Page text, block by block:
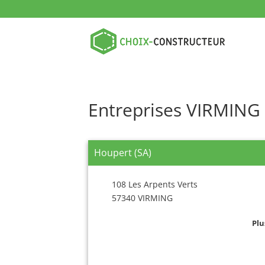
Entreprises VIRMING
Houpert (SA)
108 Les Arpents Verts
57340 VIRMING